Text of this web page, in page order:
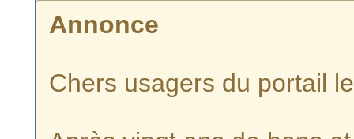
Annonce
Chers usagers du portail